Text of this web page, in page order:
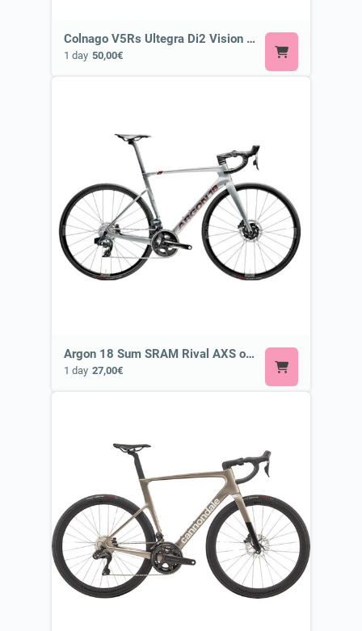
Colnago V5Rs Ultegra Di2 Vision SC 45 ⭐ Most Exclusive Bike
1 day 50,00€
Argon 18 Sum SRAM Rival AXS or Similar
1 day 27,00€